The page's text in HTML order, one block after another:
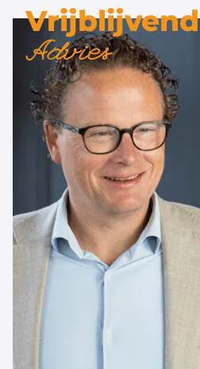
Vrijblijvend
Advies